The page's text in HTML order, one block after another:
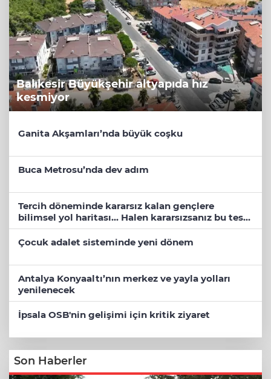
Balıkesir Büyükşehir altyapıda hız
kesmiyor
Ganita Akşamları’nda büyük coşku
Buca Metrosu’nda dev adım
Tercih döneminde kararsız kalan gençlere
bilimsel yol haritası... Halen kararsızsanız bu testi
çözün!
Çocuk adalet sisteminde yeni dönem
Antalya Konyaaltı’nın merkez ve yayla yolları
yenilenecek
İpsala OSB'nin gelişimi için kritik ziyaret
Son Haberler